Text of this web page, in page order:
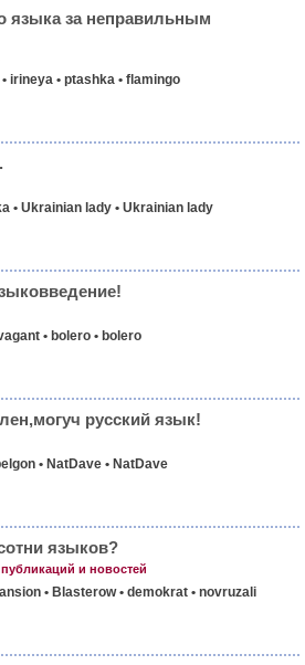
языка за неправильным
• irineya • ptashka • flamingo
• Ukrainian lady • Ukrainian lady
• bolero • bolero
русский язык!
• NatDave • NatDave
языков?
и новостей
• Blasterow • demokrat • novruzali